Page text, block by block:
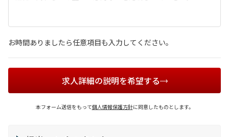
お時間ありましたら任意項目も入力してください。
求人詳細の説明を希望する
本フォーム送信をもって個人情報保護方針に同意したものとします。